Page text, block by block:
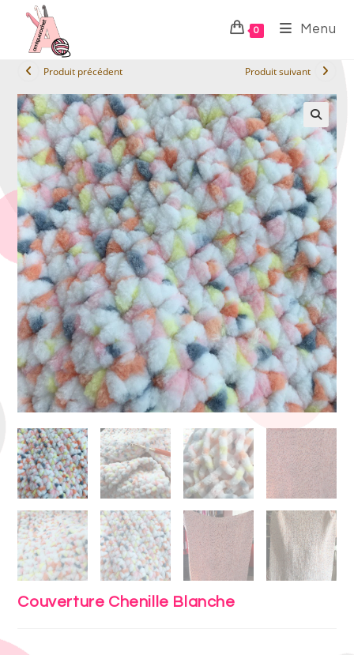
0 Menu
Produit précédent Produit suivant
Couverture Chenille Blanche